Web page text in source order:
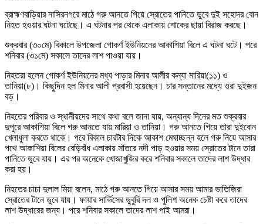
ব্রাহ্মণবাড়িয়ার নাসিরনগরে মাঠে গরু আনতে গিয়ে স্রোতের পানিতে ডুবে দুই সহোদর বোন
নিহত হওয়ার ঘটনা ঘটেছে। এ ঘটনার পর থেকে এলাকায় শোকের ছায়া বিরাজ করছে।
শুক্রবার (৩০মে) বিকালে উপজেলা গোকর্ণ ইউনিয়নের আকাশিয়া বিলে এ ঘটনা ঘটে। পরে
শনিবার (৩১মে) সকালে তাদের লাশ পাওয়া যায়।
নিহতরা হলেন গোকর্ণ ইউনিয়নের মধ্য পাড়ার মিনার আলীর কন্যা মারিয়া(১১) ও
তানিয়া(৮)। কিছুদিন হল মিনার আলী প্রবাসী হয়েছেন। চার সন্তানের মধ্যে ওরা দুইজন
বড়।
নিহতের পরিবার ও স্থানীয়দের সাথে কথা বলে জানা যায়, অন্যান্য দিনের মত শুক্রবার
দুপুরে আকাশিয়া বিলে গরু আনতে যায় মারিয়া ও তানিয়া। গরু আনতে গিয়ে তারা দুইবোন
খেলাধুলা করতে থাকে। পরে বিকাল চারটার দিকে আকাশ মেঘাচ্ছন্ন হলে গরু নিয়ে আসার
পথে আকাশিয়া বিলের বেড়িবাঁধ এলাকায় সাঁতরে নদী পাড় হওয়ার সময় স্রোতের টানে তারা
পানিতে ডুবে যায়। এর পর অনেকে খোজাখুজির করে শনিবার সকালে তাদের লাশ উদ্ধার
করা হয়।
নিহতের চাচা দুলাল মিয়া বলেন, মাঠে গরু আনতে গিয়ে আসার সময় আমার ভাতিজিরা
স্রোতের টানে ডুবে যায়। ফায়ার সার্ভিসের ডুবুরি দল ও পুলিশ অনেক চেষ্টা করে তাদের
লাশ উদ্ধারের জন্য। পরে শনিবার সকালে তাদের লাশ পাই আমরা।